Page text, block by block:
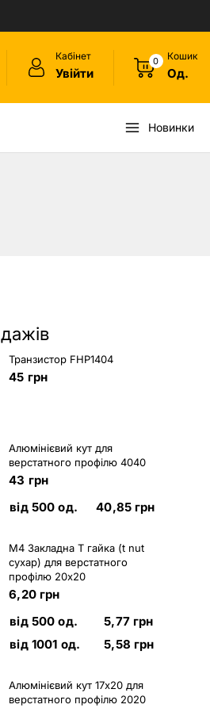
Кабінет
Увійти
0 Кошик
Од.
Новинки
Транзистор FHP1404
45 грн
Алюмінієвий кут для
верстатного профілю 4040
43 грн
від 500 од.
40,85 грн
M4 Закладна Т гайка (t nut
сухар) для верстатного
профілю 20х20
6,20 грн
від 500 од.
5,77 грн
від 1001 од.
5,58 грн
Алюмінієвий кут 17х20 для
верстатного профілю 2020